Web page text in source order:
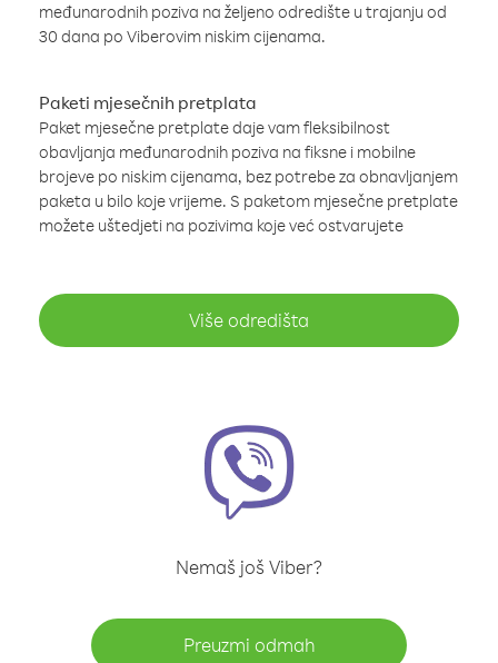
međunarodnih poziva na željeno odredište u trajanju od
30 dana po Viberovim niskim cijenama.
Paketi mjesečnih pretplata
Paket mjesečne pretplate daje vam fleksibilnost
obavljanja međunarodnih poziva na fiksne i mobilne
brojeve po niskim cijenama, bez potrebe za obnavljanjem
paketa u bilo koje vrijeme. S paketom mjesečne pretplate
možete uštedjeti na pozivima koje već ostvarujete
Više odredišta
Nemaš još Viber?
Preuzmi odmah